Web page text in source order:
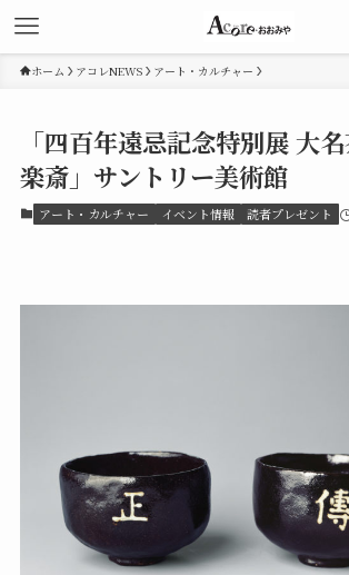
ホーム アコレNEWS アート・カルチャー
「四百年遠忌記念特別展 大
楽斎」サントリー美術館
アート・カルチャー イベント情報 読者プレゼント